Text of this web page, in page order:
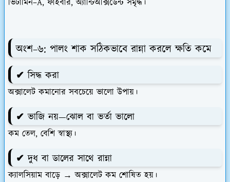
ভিটামিন–A, ফাইবার, অ্যান্টিঅক্সিডেন্ট সমৃদ্ধ।
অংশ–৬: পালং শাক সঠিকভাবে রান্না করলে ক্ষতি কমে
✔ সিদ্ধ করা
অক্সালেট কমানোর সবচেয়ে ভালো উপায়।
✔ ভাজি নয়—ঝোল বা ভর্তা ভালো
কম তেল, বেশি স্বাস্থ্য।
✔ দুধ বা ডালের সাথে রান্না
ক্যালসিয়াম বাড়ে → অক্সালেট কম শোষিত হয়।